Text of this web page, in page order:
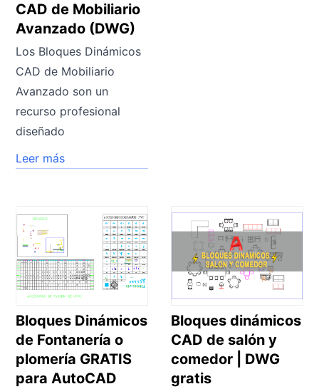
CAD de Mobiliario
Avanzado (DWG)
Los Bloques Dinámicos
CAD de Mobiliario
Avanzado son un
recurso profesional
diseñado
Leer más
Bloques Dinámicos
de Fontanería o
plomería GRATIS
para AutoCAD
Bloques dinámicos
CAD de salón y
comedor | DWG
gratis